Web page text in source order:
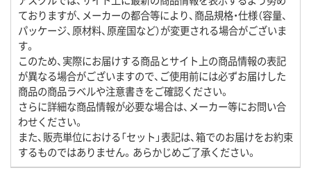
ておりますが、メーカーの都合等により、商品規格・仕様（容量、
パッケージ、原材料、原産国など）が変更される場合がございま
す。
このため、実際にお届けする商品とサイト上の商品情報の表記
が異なる場合がございますので、ご使用前には必ずお届けした
商品の商品ラベルや注意書きをご確認ください。
さらに詳細な商品情報が必要な場合は、メーカー等にお問い合
わせください。
また、販売単位における「セット」表記は、箱でのお届けをお約束
するものではありません。あらかじめご了承ください。